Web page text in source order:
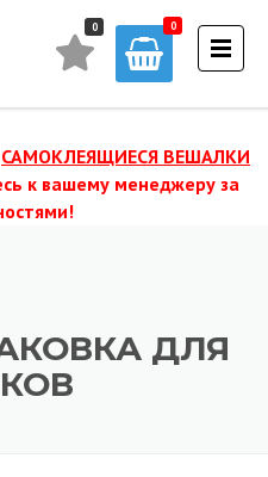
0
САМОКЛЕЯЩИЕСЯ ВЕШАЛКИ
к вашему менеджеру за
ДЛЯ